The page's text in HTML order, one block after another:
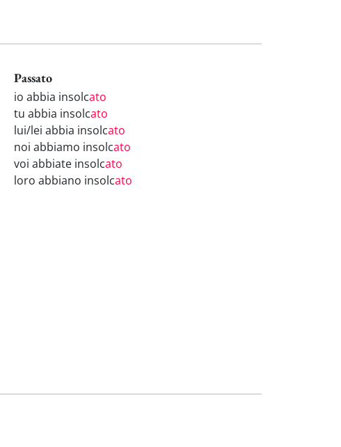
Passato
io abbia insolcato
tu abbia insolcato
lui/lei abbia insolcato
noi abbiamo insolcato
voi abbiate insolcato
loro abbiano insolcato